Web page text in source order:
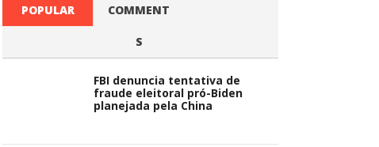
POPULAR COMMENT
S
FBI denuncia tentativa de
fraude eleitoral pró-Biden
planejada pela China